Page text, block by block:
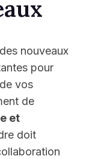
nouveaux
pour
vos
de
et
doit